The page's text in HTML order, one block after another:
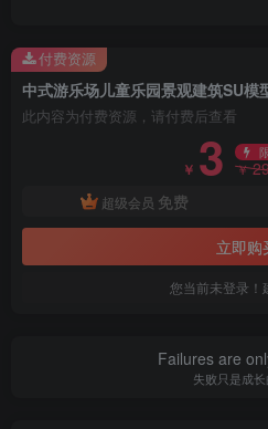
中式游乐场儿童乐园景观建筑SU模
此内容为付费资源，请付费后查看
￥ 3 ￥
超级会员 免费
立即购
您当前未登录！
付费资源
Failures are
失败只是成